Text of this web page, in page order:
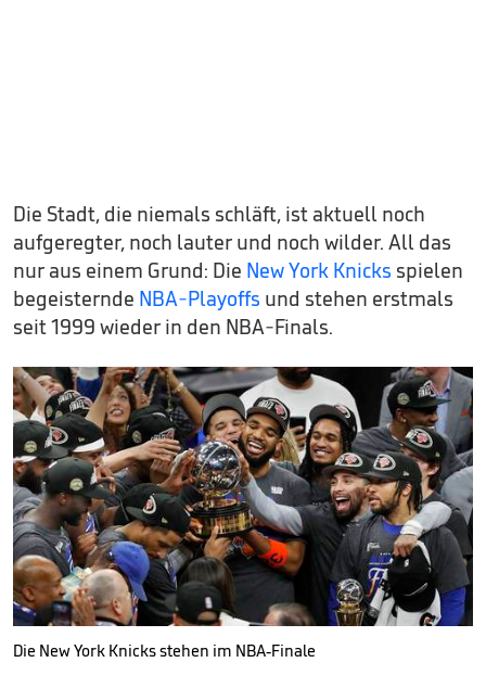
Die Stadt, die niemals schläft, ist aktuell noch
aufgeregter, noch lauter und noch wilder. All das
nur aus einem Grund: Die New York Knicks spielen
begeisternde NBA-Playoffs und stehen erstmals
seit 1999 wieder in den NBA-Finals.
Die New York Knicks stehen im NBA-Finale